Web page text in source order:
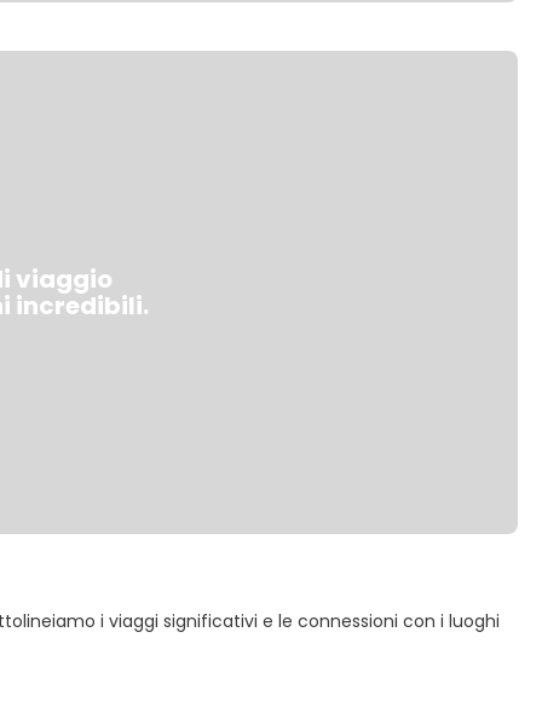
viaggio
incredibili.
i viaggi significativi e le connessioni con i luoghi